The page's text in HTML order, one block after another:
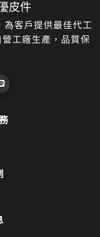
皮件
為客戶提供最佳代工
工廠生產，品質保